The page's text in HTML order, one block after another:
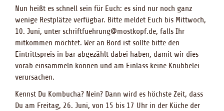
Nun heißt es schnell sein für Euch: es sind nur noch ganz
wenige Restplätze verfügbar. Bitte meldet Euch bis Mittwoch,
10. Juni, unter schriftfuehrung@mostkopf.de, falls Ihr
mitkommen möchtet. Wer an Bord ist sollte bitte den
Eintrittspreis in bar abgezählt dabei haben, damit wir dies
vorab einsammeln können und am Einlass keine Knubbelei
verursachen.
Kennst Du Kombucha? Nein? Dann wird es höchste Zeit, dass
Du am Freitag, 26. Juni, von 15 bis 17 Uhr in der Küche der